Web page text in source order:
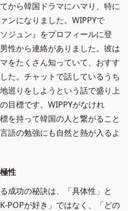
から韓国ドラマにハマり、特に
ンになりました。WIPPYで
ジュン』をプロフィールに登
性から連絡がありました。彼は
をたくさん知っていて、おすす
た。チャットで話しているうち
巡りをしようという話で盛り上
目標です。WIPPYがなけれ
を持って韓国の人と繋がること
語の勉強にも自然と熱が入るよ
性
成功の秘訣は、「具体性」と
POPが好き」ではなく、「どの